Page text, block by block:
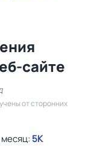
сайте
от сторонних
5K